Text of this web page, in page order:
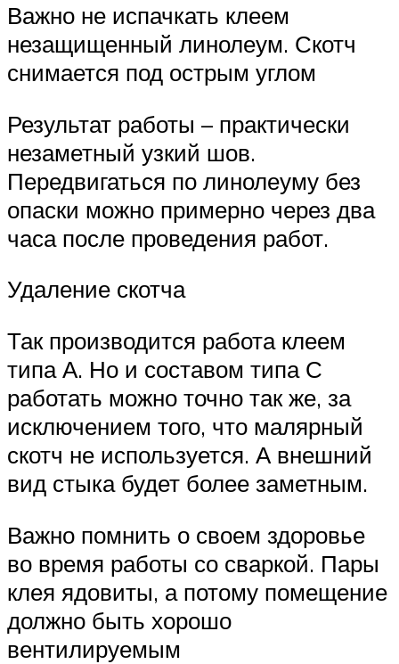
Важно не испачкать клеем
незащищенный линолеум. Скотч
снимается под острым углом
Результат работы – практически
незаметный узкий шов.
Передвигаться по линолеуму без
опаски можно примерно через два
часа после проведения работ.
Удаление скотча
Так производится работа клеем
типа А. Но и составом типа С
работать можно точно так же, за
исключением того, что малярный
скотч не используется. А внешний
вид стыка будет более заметным.
Важно помнить о своем здоровье
во время работы со сваркой. Пары
клея ядовиты, а потому помещение
должно быть хорошо
вентилируемым